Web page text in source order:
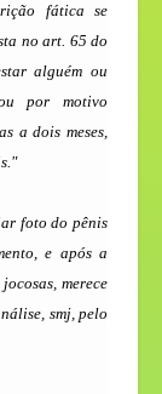
fática se
no art. 65 do
alguém ou
por motivo
a dois meses,
foto do pênis
e após a
merece
smj, pelo